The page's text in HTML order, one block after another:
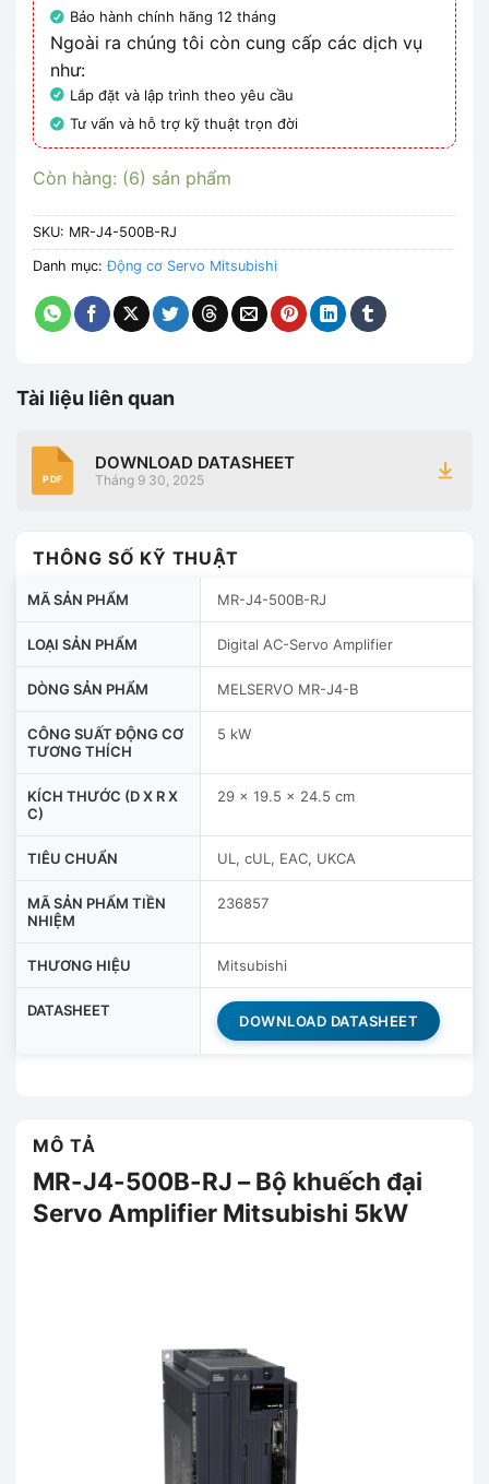
Bảo hành chính hãng 12 tháng
Ngoài ra chúng tôi còn cung cấp các dịch vụ
như:
Lắp đặt và lập trình theo yêu cầu
Tư vấn và hỗ trợ kỹ thuật trọn đời
Còn hàng: (6) sản phẩm
SKU: MR-J4-500B-RJ
Danh mục:Động cơ Servo Mitsubishi
Tài liệu liên quan
PDF
DOWNLOAD DATASHEET
Tháng 9 30, 2025
THÔNG SỐ KỸ THUẬT
MÃ SẢN PHẨM MR-J4-500B-RJ
LOẠI SẢN PHẨM Digital AC-Servo Amplifier
DÒNG SẢN PHẨM MELSERVO MR-J4-B
CÔNG SUẤT ĐỘNG CƠ
TƯƠNG THÍCH
5 kW
KÍCH THƯỚC (D X R X
C)
29 x 19.5 x 24.5 cm
TIÊU CHUẨN UL, cUL, EAC, UKCA
MÃ SẢN PHẨM TIỀN
NHIỆM
236857
THƯƠNG HIỆU Mitsubishi
DATASHEET
DOWNLOAD DATASHEET
MÔ TẢ
MR-J4-500B-RJ – Bộ khuếch đại
Servo Amplifier Mitsubishi 5kW